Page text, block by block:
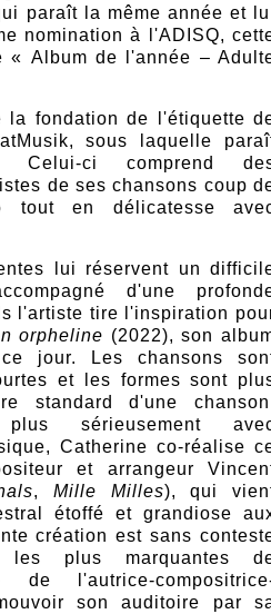
paraît la même année et
nomination à l'ADISQ,
« Album de l'année –
la fondation de l'étiquette
sous laquelle
Celui-ci comprend
de ses chansons coup
en délicatesse
lui réservent un
d'une
l'artiste tire l'inspiration
orpheline (2022), son
jour. Les chansons
et les formes sont
standard d'une
sérieusement
Catherine co-réalise
et arrangeur
,Mille Milles), qui
étoffé et grandiose
création est sans
plus marquantes
de l'autrice-
son auditoire par